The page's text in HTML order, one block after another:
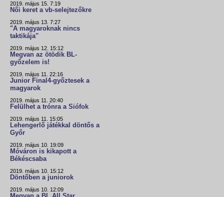
2019. május 15. 7:19
Női keret a vb-selejtezőkre
2019. május 13. 7:27
"A magyaroknak nincs
taktikája"
2019. május 12. 15:12
Megvan az ötödik BL-
győzelem is!
2019. május 11. 22:16
Junior Final4-győztesek a
magyarok
2019. május 11. 20:40
Felülhet a trónra a Siófok
2019. május 11. 15:05
Lehengerlő játékkal döntős a
Győr
2019. május 10. 19:09
Móváron is kikapott a
Békéscsaba
2019. május 10. 15:12
Döntőben a juniorok
2019. május 10. 12:09